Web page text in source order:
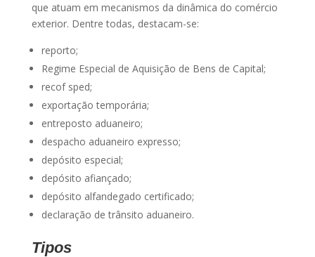
que atuam em mecanismos da dinâmica do comércio
exterior. Dentre todas, destacam-se:
reporto;
Regime Especial de Aquisição de Bens de Capital;
recof sped;
exportação temporária;
entreposto aduaneiro;
despacho aduaneiro expresso;
depósito especial;
depósito afiançado;
depósito alfandegado certificado;
declaração de trânsito aduaneiro.
Tipos